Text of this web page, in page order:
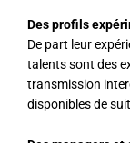
Des profils
De part leur
talents sont des
transmission
disponibles de